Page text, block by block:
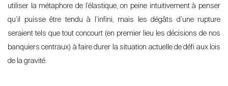
en fr
utiliser la métaphore de l’élastique, on peine intuitivement à penser
qu’il puisse être tendu à l’infini, mais les dégâts d’une rupture
seraient tels que tout concourt (en premier lieu les décisions de nos
banquiers centraux) à faire durer la situation actuelle de défi aux lois
de la gravité.